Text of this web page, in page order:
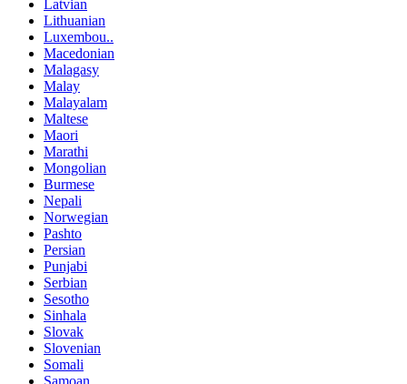
Latvian
Lithuanian
Luxembou..
Macedonian
Malagasy
Malay
Malayalam
Maltese
Maori
Marathi
Mongolian
Burmese
Nepali
Norwegian
Pashto
Persian
Punjabi
Serbian
Sesotho
Sinhala
Slovak
Slovenian
Somali